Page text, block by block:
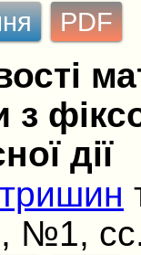
PDF
з
дії
№1,